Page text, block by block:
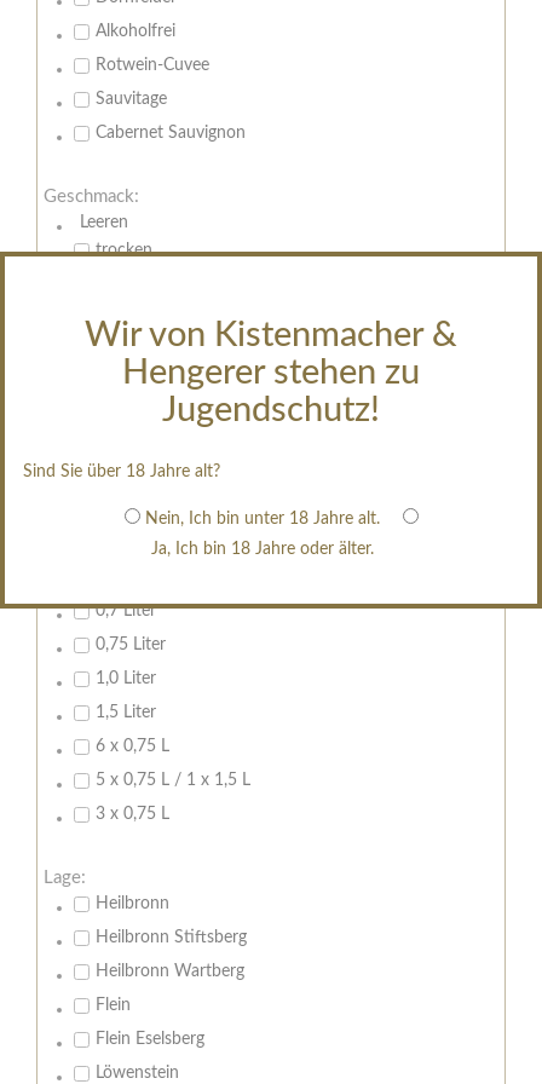
Wir von Kistenmacher &
Hengerer stehen zu
Jugendschutz!
Sind Sie über 18 Jahre alt?
Nein, Ich bin unter 18 Jahre alt.
Ja, Ich bin 18 Jahre oder älter.
Alkoholfrei
Rotwein-Cuvee
Sauvitage
Cabernet Sauvignon
Geschmack:
Leeren
trocken
halbtrocken
edelsüß
erfrischend, nicht zu süß
0,7 Liter
0,75 Liter
1,0 Liter
1,5 Liter
6 x 0,75 L
5 x 0,75 L / 1 x 1,5 L
3 x 0,75 L
Lage:
Heilbronn
Heilbronn Stiftsberg
Heilbronn Wartberg
Flein
Flein Eselsberg
Löwenstein